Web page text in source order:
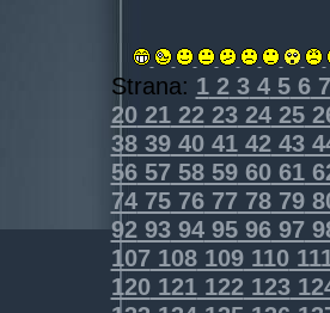
Strana: 1234567
202122232425
383940414243
565758596061
747576777879
929394959697
107108109110
120121122123